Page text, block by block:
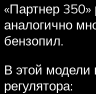
«Партнер 350»
аналогично
бензопил.
В этой модели
регулятора: